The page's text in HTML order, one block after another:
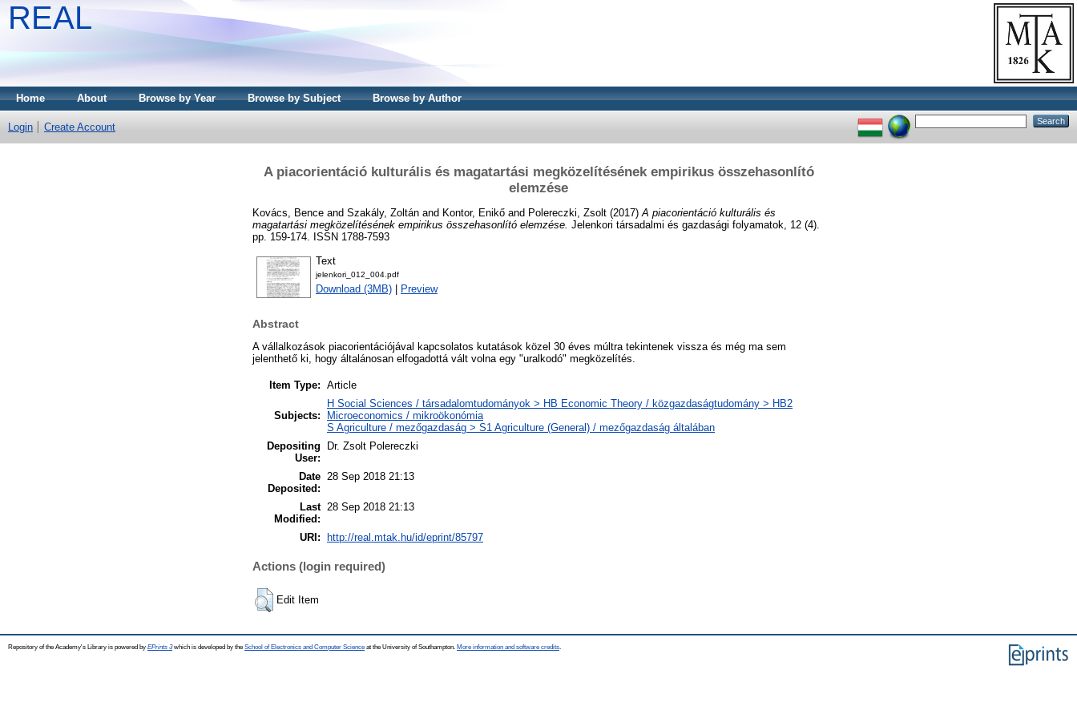
REAL
Home About Browse by Year Browse by Subject Browse by Author
Login Create Account
A piacorientáció kulturális és magatartási megközelítésének empirikus összehasonlító
elemzése
Kovács, Bence and Szakály, Zoltán and Kontor, Enikő and Polereczki, Zsolt (2017) A piacorientáció kulturális és
magatartási megközelítésének empirikus összehasonlító elemzése. Jelenkori társadalmi és gazdasági folyamatok, 12 (4).
pp. 159-174. ISSN 1788-7593
Text
jelenkori_012_004.pdf
Download (3MB) Preview
Abstract
A vállalkozások piacorientációjával kapcsolatos kutatások közel 30 éves múltra tekintenek vissza és még ma sem
jelenthető ki, hogy általánosan elfogadottá vált volna egy "uralkodó" megközelítés.
Item Type: Article
Subjects:
H Social Sciences / társadalomtudományok > HB Economic Theory / közgazdaságtudomány > HB2
Microeconomics / mikroökonómia
S Agriculture / mezőgazdaság > S1 Agriculture (General) / mezőgazdaság általában
Depositing
User:
Dr. Zsolt Polereczki
Date
Deposited:
28 Sep 2018 21:13
Last
Modified:
28 Sep 2018 21:13
URI: http://real.mtak.hu/id/eprint/85797
Actions (login required)
Edit Item
Repository of the Academy's Library is powered by EPrints 3which is developed by the School of Electronics and Computer Science at the University of Southampton. More information and software credits